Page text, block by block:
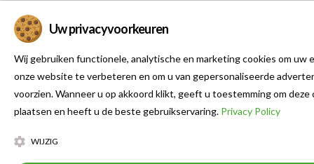
Uw privacyvoorkeuren
Wij gebruiken functionele, analytische en marketing cookies om uw
onze website te verbeteren en om u van gepersonaliseerde
voorzien. Wanneer u op akkoord klikt, geeft u toestemming om deze
plaatsen en heeft u de beste gebruikservaring. Privacy Policy
WIJZIG